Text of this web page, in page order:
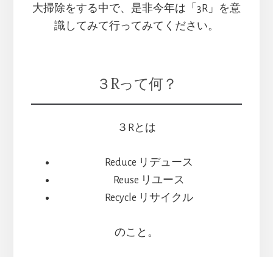
の
う
残
生
プ
ロ
大掃除をする中で、是非今年は「3R」を意
識してみて行ってみてください。
３Rって何？
３Rとは
Reduce リデュース
Reuse リユース
Recycle リサイクル
のこと。